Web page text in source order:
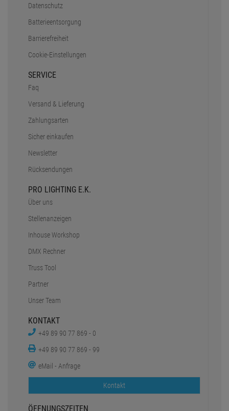
Datenschutz
Batterieentsorgung
Barrierefreiheit
Cookie-Einstellungen
SERVICE
Faq
Versand & Lieferung
Zahlungsarten
Sicher einkaufen
Newsletter
Rücksendungen
PRO LIGHTING E.K.
Über uns
Stellenanzeigen
Inhouse Workshop
DMX Rechner
Truss Tool
Partner
Unser Team
KONTAKT
+49 89 90 77 869 - 0
+49 89 90 77 869 - 99
eMail - Anfrage
Kontakt
ÖFFNUNGSZEITEN